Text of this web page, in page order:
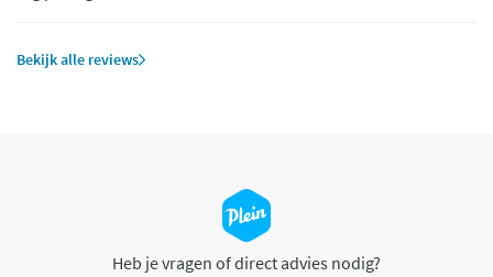
Bekijk alle reviews
Heb je vragen of direct advies nodig?